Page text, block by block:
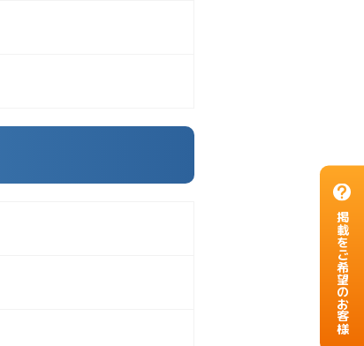
掲載をご希望のお客様